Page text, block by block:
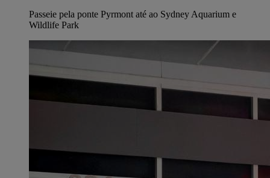
Passeie pela ponte Pyrmont até ao Sydney Aquarium e
Wildlife Park